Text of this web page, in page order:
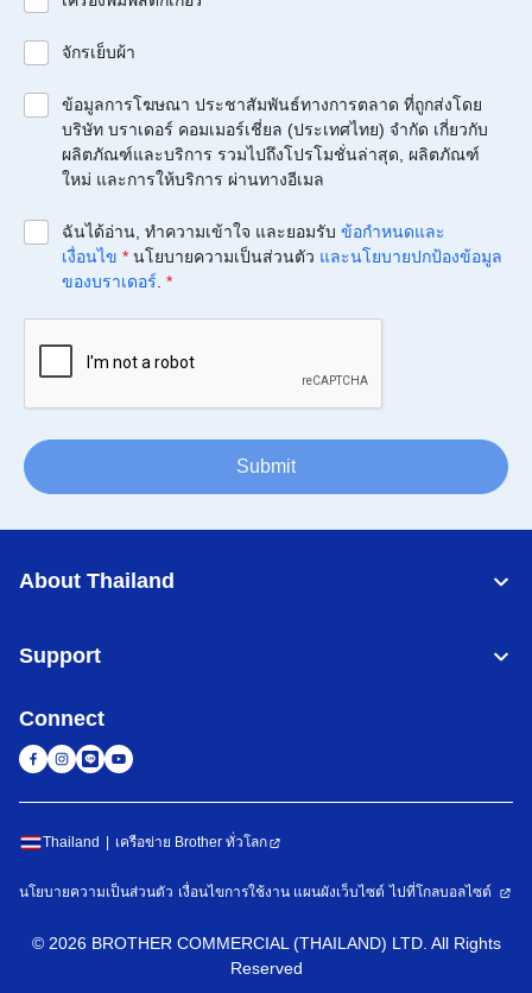
จักรเย็บผ้า
ข้อมูลการโฆษณา ประชาสัมพันธ์ทางการตลาด ที่ถูกส่งโดย
บริษัท บราเดอร์ คอมเมอร์เชี่ยล (ประเทศไทย) จำกัด เกี่ยวกับ
ผลิตภัณฑ์และบริการ รวมไปถึงโปรโมชั่นล่าสุด, ผลิตภัณฑ์
ใหม่ และการให้บริการ ผ่านทางอีเมล
ฉันได้อ่าน, ทำความเข้าใจ และยอมรับ ข้อกำหนดและ
เงื่อนไข * นโยบายความเป็นส่วนตัว และนโยบายปกป้องข้อมูล
ของบราเดอร์ *
Submit
About Thailand
Support
Connect
Thailand เครือข่าย Brother ทั่วโลก
นโยบายความเป็นส่วนตัว เงื่อนไขการใช้งาน แผนผังเว็บไซต์ ไปที่โกลบอลไซต์
© 2026 BROTHER COMMERCIAL (THAILAND) LTD. All Rights
Reserved